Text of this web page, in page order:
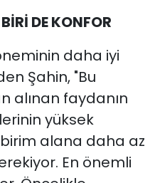
DE KONFOR
daha iyi
Şahin, "Bu
alınan faydanın
yüksek
alana daha az
En önemli